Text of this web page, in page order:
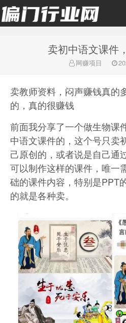
卖初中语文课件
网赚项目
卖教师资料，闷声赚钱真的
的，真的很赚钱
前面我分享了一个做生物课
中语文课件的，这个号只卖
己原创的，或者说是自己通
可以制作这样的课件，唯一
础的课件内容，特别是PPT
的就是各种卖。